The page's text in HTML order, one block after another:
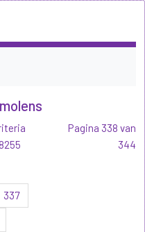
337
Pagina 338 van
344